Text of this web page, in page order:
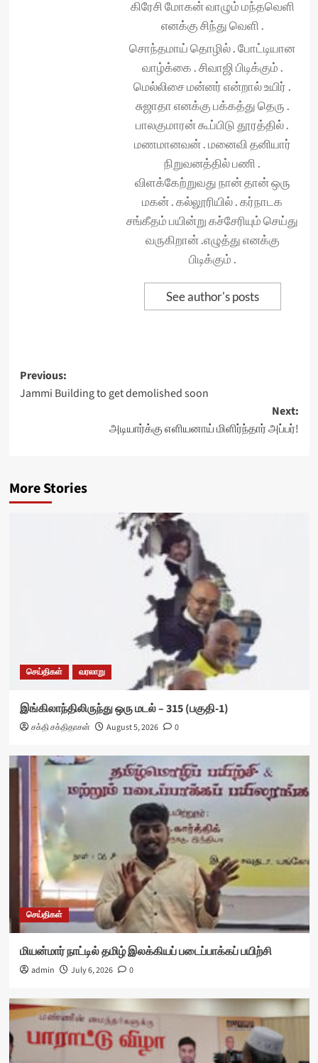
கிரேசி மோகன் வாழும் மந்தவெளி
எனக்கு சிந்து வெளி .
சொந்தமாய் தொழில் . போட்டியான
வாழ்க்கை . சிவாஜி பிடிக்கும் .
மெல்லிசை மன்னர் என்றால் உயிர் .
சுஜாதா எனக்கு பக்கத்து தெரு .
பாலகுமாரன் கூப்பிடு தூரத்தில் .
மணமானவன் . மனைவி தனியார்
நிறுவனத்தில் பணி .
விளக்கேற்றுவது நான் தான் ஒரு
மகன் . கல்லூரியில் . கர்நாடக
சங்கீதம் பயின்று கச்சேரியும் செய்து
வருகிறான் .எழுத்து எனக்கு
பிடிக்கும் .
See author's posts
Post
navigation
Previous:
Jammi Building to get demolished soon
Next:
அடியார்க்கு எளியனாய் மிளிர்ந்தார் அப்பர்!
More Stories
செய்திகள் வரலாறு
இங்கிலாந்திலிருந்து ஒரு மடல் – 315 (பகுதி-1)
சக்தி சக்திதாசன் August 5, 2026 0
செய்திகள்
மியன்மார் நாட்டில் தமிழ் இலக்கியப் படைப்பாக்கப் பயிற்சி
admin July 6, 2026 0